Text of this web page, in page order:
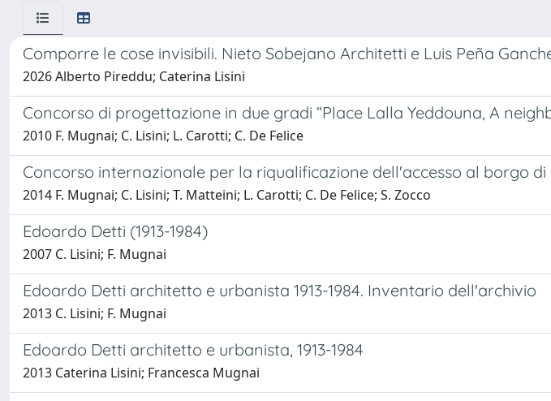
Comporre le cose invisibili. Nieto Sobejano Architetti e Luis Peña
2026 Alberto Pireddu; Caterina Lisini
Concorso di progettazione in due gradi “Place Lalla Yeddouna, A
2010 F. Mugnai; C. Lisini; L. Carotti; C. De Felice
Concorso internazionale per la riqualificazione dell'accesso al borgo
2014 F. Mugnai; C. Lisini; T. Matteini; L. Carotti; C. De Felice; S. Zocco
Edoardo Detti (1913-1984)
2007 C. Lisini; F. Mugnai
Edoardo Detti architetto e urbanista 1913-1984. Inventario dell'archivio
2013 C. Lisini; F. Mugnai
Edoardo Detti architetto e urbanista, 1913-1984
2013 Caterina Lisini; Francesca Mugnai